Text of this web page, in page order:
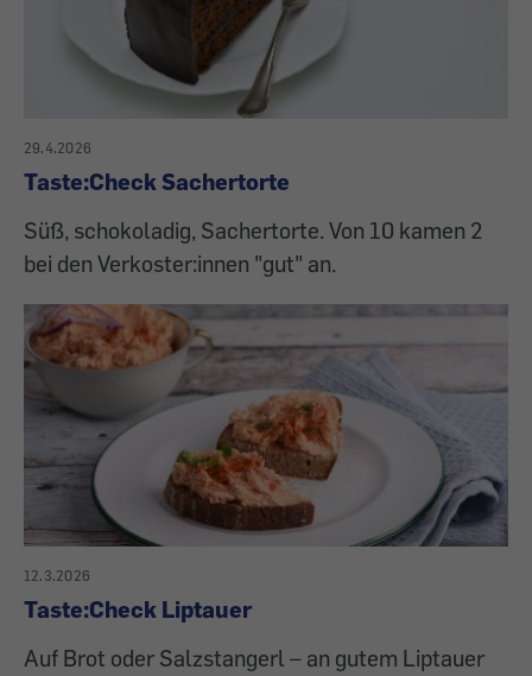
29.4.2026
Taste:Check Sachertorte
Süß, schokoladig, Sachertorte. Von 10 kamen 2
bei den Verkoster:innen "gut" an.
12.3.2026
Taste:Check Liptauer
Auf Brot oder Salzstangerl – an gutem Liptauer